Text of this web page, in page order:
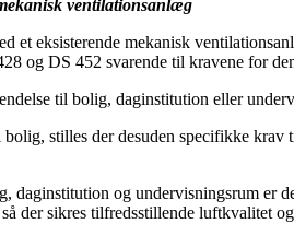
ventilationsanlæg
et eksisterende mekanisk
og DS 452 svarende til kravene for
til bolig, daginstitution eller
stilles der desuden specifikke
daginstitution og undervisningsrum er
der sikres tilfredsstillende luftkvalitet